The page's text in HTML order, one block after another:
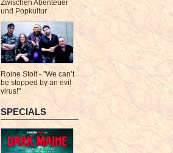
Zwischen Abenteuer
und Popkultur
Roine Stolt - "We can’t
be stopped by an evil
virus!"
SPECIALS